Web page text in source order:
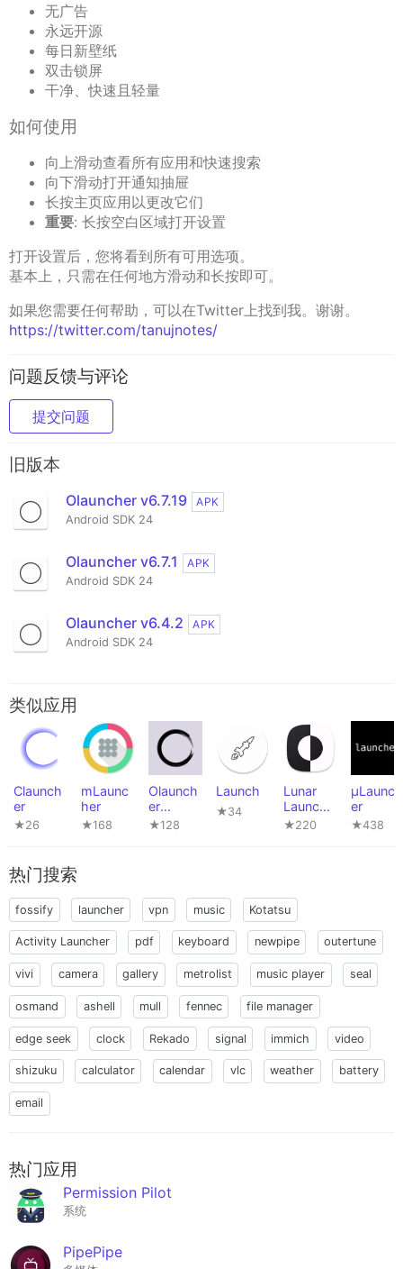
无广告
永远开源
每日新壁纸
双击锁屏
干净、快速且轻量
如何使用
向上滑动查看所有应用和快速搜索
向下滑动打开通知抽屉
长按主页应用以更改它们
重要: 长按空白区域打开设置
打开设置后，您将看到所有可用选项。
基本上，只需在任何地方滑动和长按即可。
如果您需要任何帮助，可以在Twitter上找到我。谢谢。
https://twitter.com/tanujnotes/
问题反馈与评论
提交问题
旧版本
Olauncher v6.7.19
APK
Android SDK 24
Olauncher v6.7.1
APK
Android SDK 24
Olauncher v6.4.2
APK
Android SDK 24
类似应用
Claunch
er
★26
mLaunc
her
★168
Olaunch
er
Clutter
★128
Launch
★34
Lunar
Launche
r★220
µLaunch
er
★438
热门搜索
fossify launcher vpn music Kotatsu
Activity Launcher pdf keyboard newpipe outertune
vivi camera gallery metrolist music player seal
osmand ashell mull fennec file manager
edge seek clock Rekado signal immich video
shizuku calculator calendar vlc weather battery
email
热门应用
Permission Pilot
系统
PipePipe